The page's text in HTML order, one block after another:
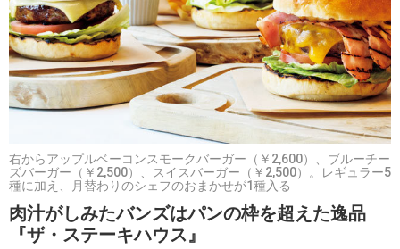
右からアップルベーコンスモークバーガー（￥2,600）、ブルーチー
ズバーガー（￥2,500）、スイスバーガー（￥2,500）。レギュラー5
種に加え、月替わりのシェフのおまかせが1種入る
肉汁がしみたバンズはパンの枠を超えた逸品
『ザ・ステーキハウス』